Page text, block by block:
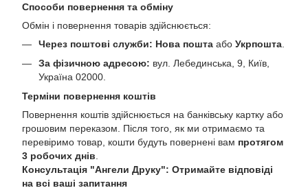
Способи повернення та обміну
Обмін і повернення товарів здійснюється:
Через поштові служби: Нова пошта або Укрпошта
За фізичною адресою: вул. Лебединська, 9, Київ,
Україна 02000.
Терміни повернення коштів
Повернення коштів здійснюється на банківську картку або
грошовим переказом. Після того, як ми отримаємо та
перевіримо товар, кошти будуть повернені вам протягом
3 робочих днів.
Консультація "Ангели Друку": Отримайте відповіді
на всі ваші запитання